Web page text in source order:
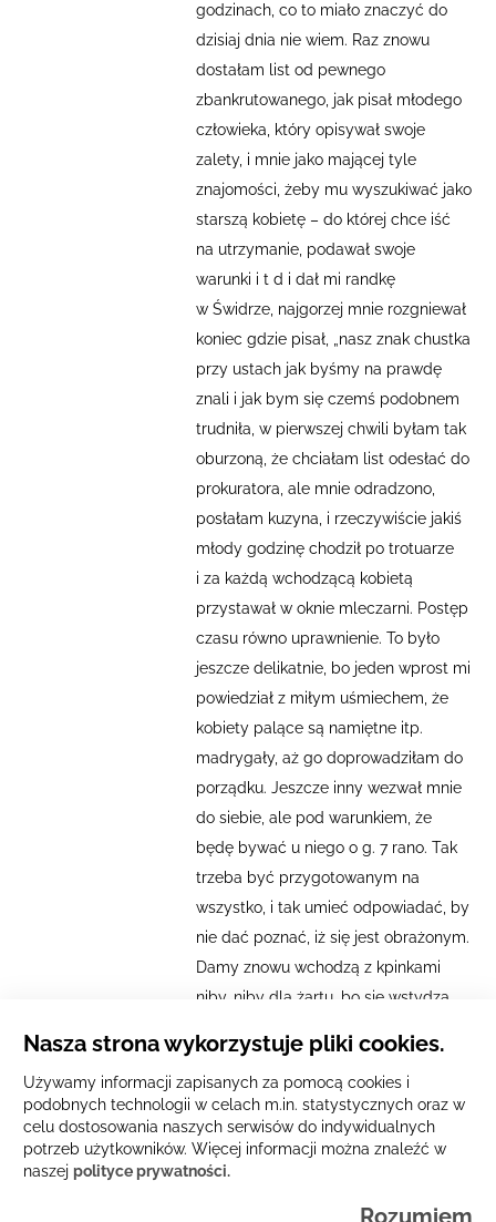
godzinach, co to miało znaczyć do
dzisiaj dnia nie wiem. Raz znowu
dostałam list od pewnego
zbankrutowanego, jak pisał młodego
człowieka, który opisywał swoje
zalety, i mnie jako mającej tyle
znajomości, żeby mu wyszukiwać jako
starszą kobietę – do której chce iść
na utrzymanie, podawał swoje
warunki i t d i dał mi randkę
w Świdrze, najgorzej mnie rozgniewał
koniec gdzie pisał, „nasz znak chustka
przy ustach jak byśmy na prawdę
znali i jak bym się czemś podobnem
trudniła, w pierwszej chwili byłam tak
oburzoną, że chciałam list odesłać do
prokuratora, ale mnie odradzono,
posłałam kuzyna, i rzeczywiście jakiś
młody godzinę chodził po trotuarze
i za każdą wchodzącą kobietą
przystawał w oknie mleczarni. Postęp
czasu równo uprawnienie. To było
jeszcze delikatnie, bo jeden wprost mi
powiedział z miłym uśmiechem, że
kobiety palące są namiętne itp.
madrygały, aż go doprowadziłam do
porządku. Jeszcze inny wezwał mnie
do siebie, ale pod warunkiem, że
będę bywać u niego o g. 7 rano. Tak
trzeba być przygotowanym na
wszystko, i tak umieć odpowiadać, by
nie dać poznać, iż się jest obrażonym.
Damy znowu wchodzą z kpinkami
niby, niby dla żartu, bo się wstydzą,
niegrzeczność. Jedną np. zdaje się,
Nasza strona wykorzystuje pliki cookies.
Używamy informacji zapisanych za pomocą cookies i
podobnych technologii w celach m.in. statystycznych oraz w
celu dostosowania naszych serwisów do indywidualnych
potrzeb użytkowników. Więcej informacji można znaleźć w
naszejpolityce prywatności.